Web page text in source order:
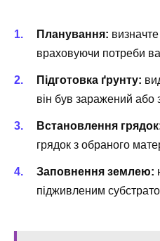
Планування:
враховуючи потреби
Підготовка ґрунту:
він був заражений або
Встановлення
грядок з обраного
Заповнення землею:
підживленим